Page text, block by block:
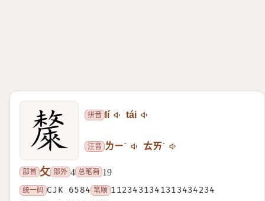
拼音 lí tái
注音 ㄌㄧˊ ㄊㄞˊ
部首 攵 部外 4 总笔画 19
统一码 CJK 6584 笔顺 1123431341313434234